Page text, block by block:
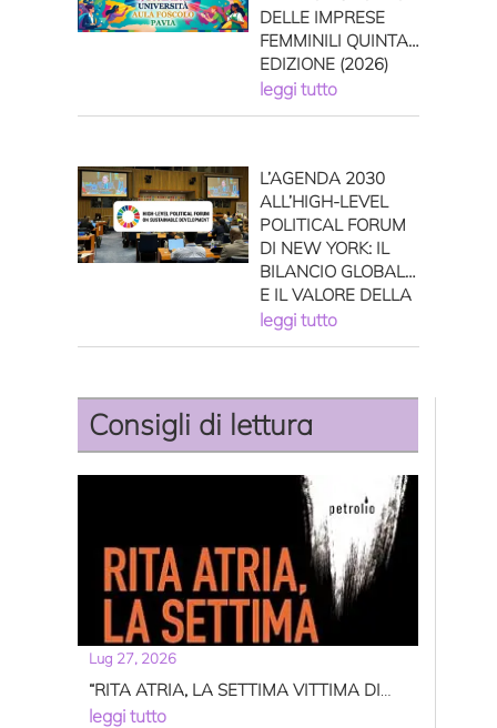
DELLE IMPRESE
FEMMINILI QUINTA
EDIZIONE (2026)
leggi tutto
L’AGENDA 2030
ALL’HIGH-LEVEL
POLITICAL FORUM
DI NEW YORK: IL
BILANCIO GLOBALE
E IL VALORE DELLA
MEMORIA
AMBIENTALE DI
leggi tutto
Consigli di lettura
Lug 27, 2026
“RITA ATRIA, LA SETTIMA VITTIMA DI
VIA D’AMELIO”, DI GIOVANNA CUCÉ E
leggi tutto